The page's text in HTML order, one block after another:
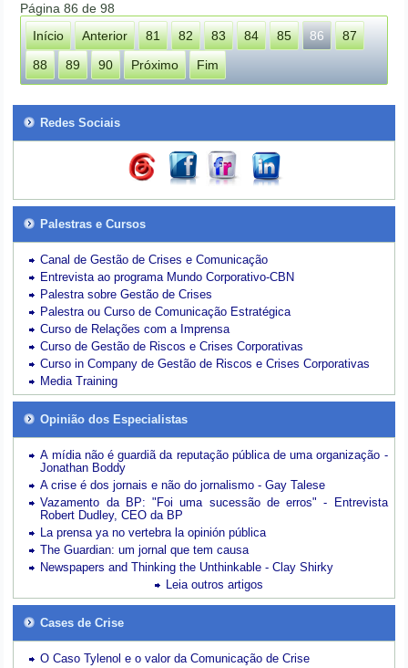
Página 86 de 98
Início
Anterior 81 82 83 84 85 86
87
88
89 90 Próximo Fim
Redes Sociais
Palestras e Cursos
Canal de Gestão de Crises e Comunicação
Entrevista ao programa Mundo Corporativo-CBN
Palestra sobre Gestão de Crises
Palestra ou Curso de Comunicação Estratégica
Curso de Relações com a Imprensa
Curso de Gestão de Riscos e Crises Corporativas
Curso in Company de Gestão de Riscos e Crises Corporativas
Media Training
Opinião dos Especialistas
A mídia não é guardiã da reputação pública de uma organização -
Jonathan Boddy
A crise é dos jornais e não do jornalismo - Gay Talese
Vazamento da BP: "Foi uma sucessão de erros" - Entrevista
Robert Dudley, CEO da BP
La prensa ya no vertebra la opinión pública
The Guardian: um jornal que tem causa
Newspapers and Thinking the Unthinkable - Clay Shirky
Leia outros artigos
Cases de Crise
O Caso Tylenol e o valor da Comunicação de Crise